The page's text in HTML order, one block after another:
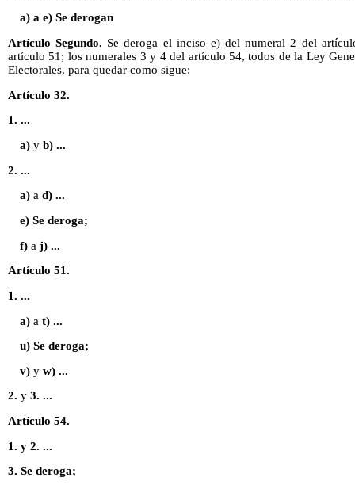
a) a e) Se derogan
Artículo Segundo. Se deroga el inciso e) del numeral 2 del
artículo 51; los numerales 3 y 4 del artículo 54, todos de la Ley
Electorales, para quedar como sigue:
Artículo 32.
1. ...
a) y b) ...
2. ...
a) a d) ...
e) Se deroga;
f) a j) ...
Artículo 51.
1. ...
a) a t) ...
u) Se deroga;
v) y w) ...
2. y 3. ...
Artículo 54.
1. y 2. ...
3. Se deroga;